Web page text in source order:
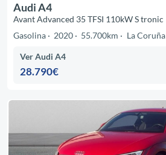
Audi A4
Avant Advanced 35 TFSI 110kW S tronic
Gasolina
2020 55.700km La Coruña
Ver Audi A4
28.790€